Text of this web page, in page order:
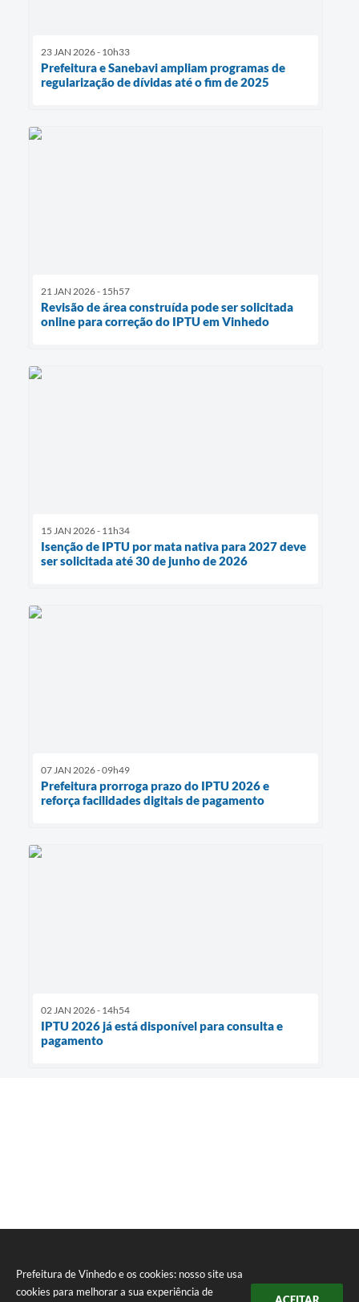
Prefeitura de Vinhedo e os cookies: nosso site usa
cookies para melhorar a sua experiência de
23 JAN 2026 - 10h33
Prefeitura e Sanebavi ampliam programas de
regularização de dívidas até o fim de 2025
21 JAN 2026 - 15h57
Revisão de área construída pode ser solicitada
online para correção do IPTU em Vinhedo
15 JAN 2026 - 11h34
Isenção de IPTU por mata nativa para 2027 deve
ser solicitada até 30 de junho de 2026
07 JAN 2026 - 09h49
Prefeitura prorroga prazo do IPTU 2026 e
reforça facilidades digitais de pagamento
02 JAN 2026 - 14h54
IPTU 2026 já está disponível para consulta e
pagamento